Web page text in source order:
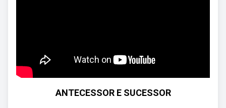
ANTECESSOR E SUCESSOR